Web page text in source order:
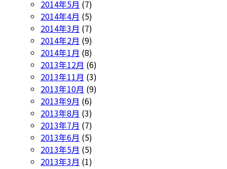
2014年5月 (7)
2014年4月 (5)
2014年3月 (7)
2014年2月 (9)
2014年1月 (8)
2013年12月 (6)
2013年11月 (3)
2013年10月 (9)
2013年9月 (6)
2013年8月 (3)
2013年7月 (7)
2013年6月 (5)
2013年5月 (5)
2013年3月 (1)